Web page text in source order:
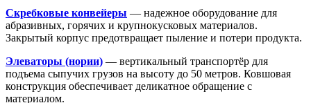
Скребковые конвейеры — надежное оборудование для
абразивных, горячих и крупнокусковых материалов.
Закрытый корпус предотвращает пыление и потери продукта.
Элеваторы (нории) — вертикальный транспортёр для
подъема сыпучих грузов на высоту до 50 метров. Ковшовая
конструкция обеспечивает деликатное обращение с
материалом.